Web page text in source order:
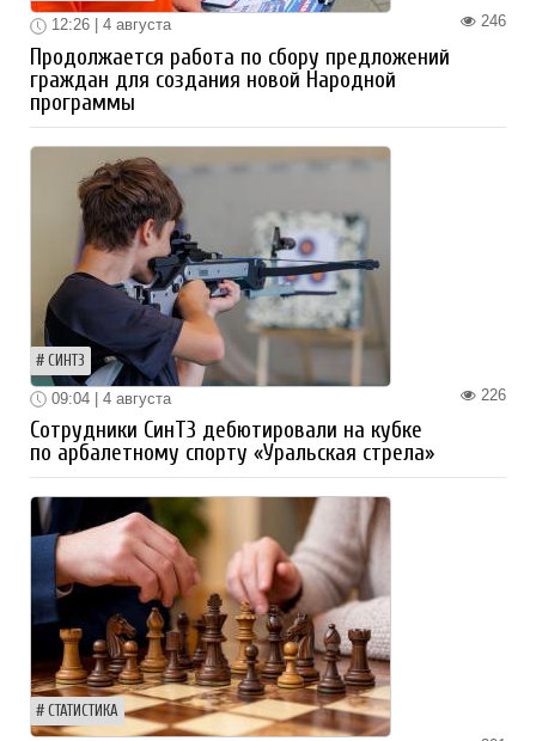
246
12:26 | 4 августа
Продолжается работа по сбору предложений
граждан для создания новой Народной
программы
СИНТЗ
226
09:04 | 4 августа
Сотрудники СинТЗ дебютировали на кубке
по арбалетному спорту «Уральская стрела»
СТАТИСТИКА